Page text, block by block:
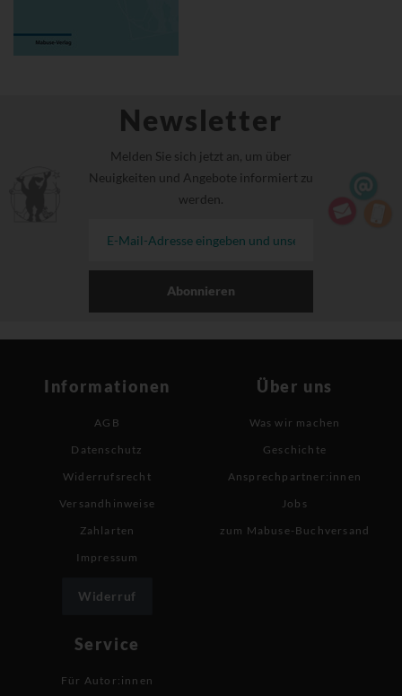
Newsletter
Melden Sie sich jetzt an, um über
Neuigkeiten und Angebote informiert zu
werden.
Abonnieren
Informationen
AGB
Datenschutz
Widerrufsrecht
Versandhinweise
Zahlarten
Impressum
Widerruf
Über uns
Was wir machen
Geschichte
Ansprechpartner:innen
Jobs
zum Mabuse-Buchversand
Service
Für Autor:innen